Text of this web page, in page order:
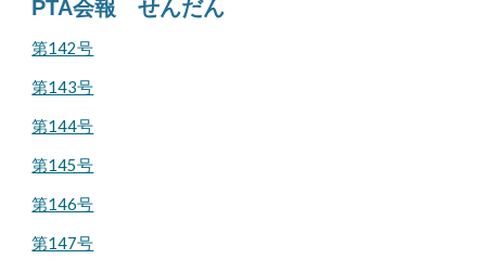
PTA会報 せんだん
第142号
第143号
第144号
第145号
第146号
第147号